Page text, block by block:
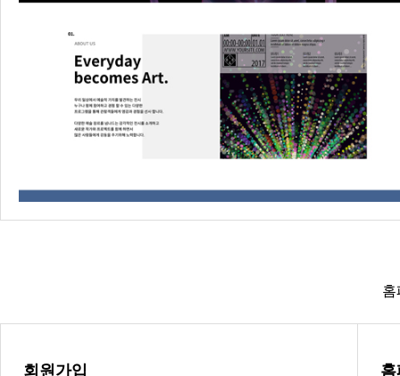
홈
회원가입